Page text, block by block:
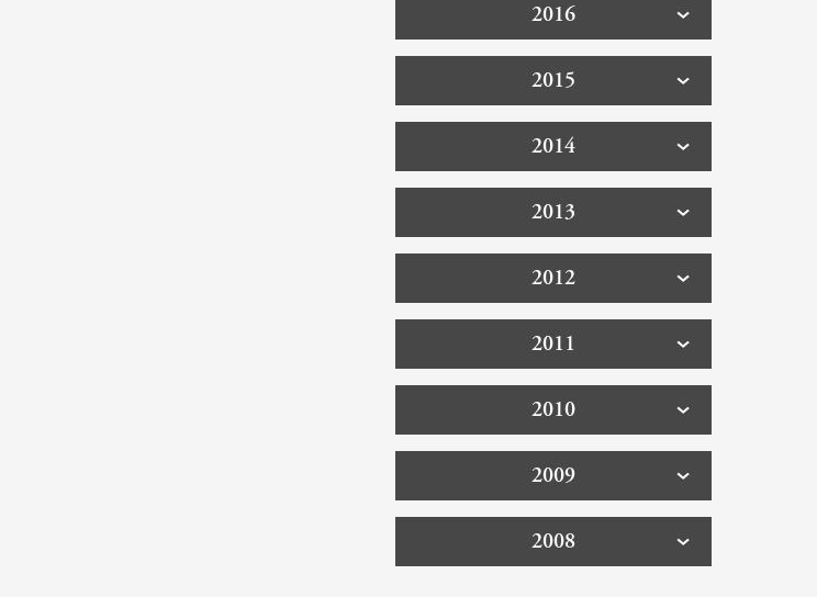
2016
2015
2014
2013
2012
2011
2010
2009
2008